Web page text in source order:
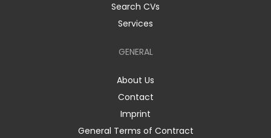
Search CVs
Services
GENERAL
About Us
Contact
Imprint
General Terms of Contract